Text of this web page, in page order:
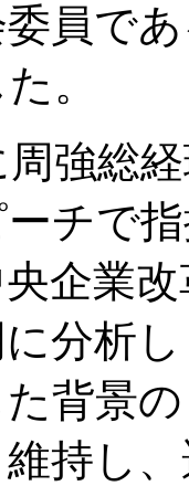
員で
。
強総
チで
企業
分析
背景
持し